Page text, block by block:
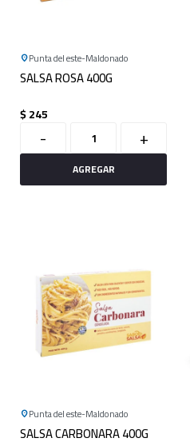
Punta del este Maldonado
SALSA ROSA 400G
$245
- +
Punta del este Maldonado
SALSA CARBONARA 400G